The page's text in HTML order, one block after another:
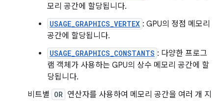
모리 공간에 할당됩니다.
USAGE_GRAPHICS_VERTEX : GPU의 정점 메모리
공간에 할당됩니다.
USAGE_GRAPHICS_CONSTANTS : 다양한 프로그
램 객체가 사용하는 GPU의 상수 메모리 공간에 할
당됩니다.
비트별 OR 연산자를 사용하여 메모리 공간을 여러 개 지